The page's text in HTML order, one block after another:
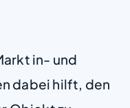
in- und
dabei hilft, den